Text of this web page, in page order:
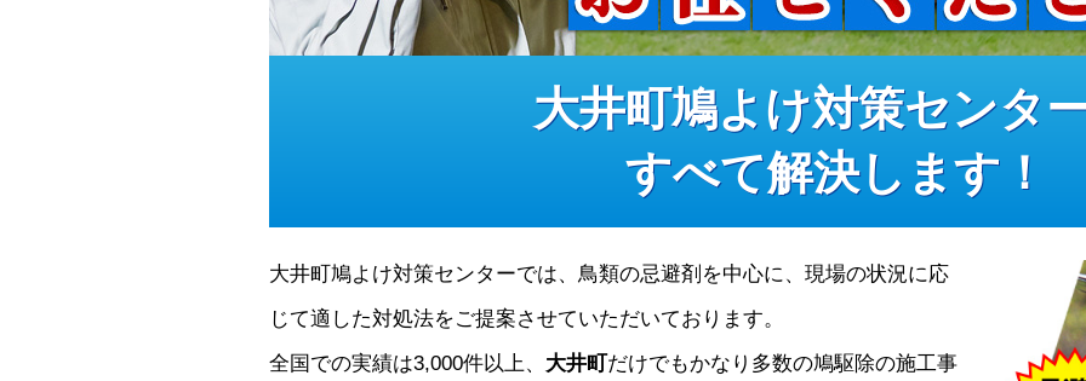
大井町鳩よけ対策センタ
すべて解決します！
大井町鳩よけ対策センターでは、鳥類の忌避剤を中心に、現場の状況に応
じて適した対処法をご提案させていただいております。
全国での実績は3,000件以上、 大井町だけでもかなり多数の鳩駆除の施工事